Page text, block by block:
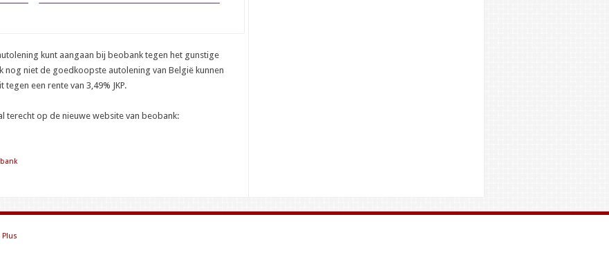
kunt aangaan bij beobank tegen het gunstige
nog niet de goedkoopste autolening van België kunnen
een rente van 3,49% JKP.
terecht op de nieuwe website van beobank:
Plus